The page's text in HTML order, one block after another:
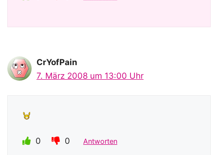
CrYofPain
7. März 2008 um 13:00 Uhr
0 0 Antworten